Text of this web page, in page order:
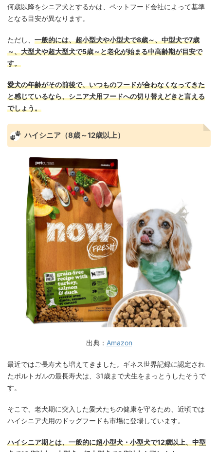
何歳以降をシニア犬とするかは、ペットフード会社によって基準
となる目安が異なります。
ただし、 一般的には、超小型犬や小型犬で8歳～、中型犬で7歳
～、大型犬や超大型犬で5歳～と老化が始まる中高齢期が目安で
す。
愛犬の年齢がその前後で、いつものフードが合わなくなってきた
と感じているなら、シニア犬用フードへの切り替えどきと言える
でしょう。
ハイシニア（8歳～12歳以上）
出典： Amazon
最近ではご長寿犬も増えてきました。ギネス世界記録に認定され
たポルトガルの最長寿犬は、31歳まで犬生をまっとうしたそうで
す。
そこで、老犬期に突入した愛犬たちの健康を守るため、近頃では
ハイシニア犬用のドッグフードも市場に登場しています。
ハイシニア期とは、一般的に超小型犬・小型犬で12歳以上、中型